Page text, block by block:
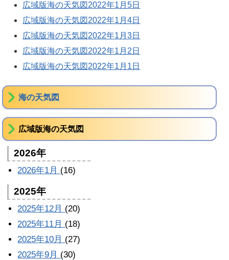
広域版海の天気図2022年1月5日
広域版海の天気図2022年1月4日
広域版海の天気図2022年1月3日
広域版海の天気図2022年1月2日
広域版海の天気図2022年1月1日
海の天気図
広域版海の天気図
2026年
2026年1月 (16)
2025年
2025年12月 (20)
2025年11月 (18)
2025年10月 (27)
2025年9月 (30)